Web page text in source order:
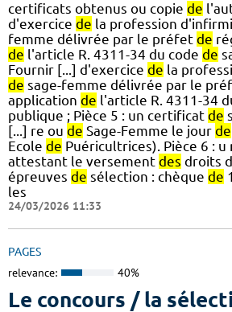
certificats obtenus ou copie de
d'exercice de la profession
femme délivrée par le préfet de
de l'article R. 4311-34 du code de
Fournir [...] d'exercice de la
de sage-femme délivrée par le
application de l'article R. 4311-34
publique ; Pièce 5 : un certificat de
[...] re ou de Sage-Femme le jour de
Ecole de Puéricultrices). Pièce 6 :
attestant le versement des droits
épreuves de sélection : chèque de
les
24/03/2026 11:33
PAGES
relevance: 40%
Le concours / la